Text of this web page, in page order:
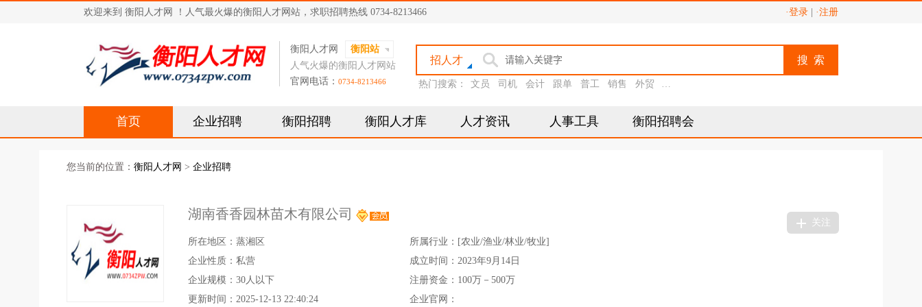
欢迎来到 衡阳人才网 ！人气最火爆的衡阳人才网站，求职招聘热线 0734-8213466 ·登录 ·注册
衡阳人才网
衡阳站
人气火爆的衡阳人才网站
官网电话： 0734-8213466
招人才 搜 索
热门搜索： 文员 司机 会计 跟单 普工 销售 外贸 助理
首页 企业招聘 衡阳招聘 衡阳人才库 人才资讯 人事工具 衡阳招聘会
您当前的位置： 衡阳人才网 > 企业招聘
湖南香香园林苗木有限公司
关注
所在地区：蒸湘区
所属行业：[农业/渔业/林业/牧业]
企业性质：私营
成立时间：2023年9月14日
企业规模：30人以下
注册资金：100万－500万
更新时间：2025-12-13 22:40:24
企业官网：